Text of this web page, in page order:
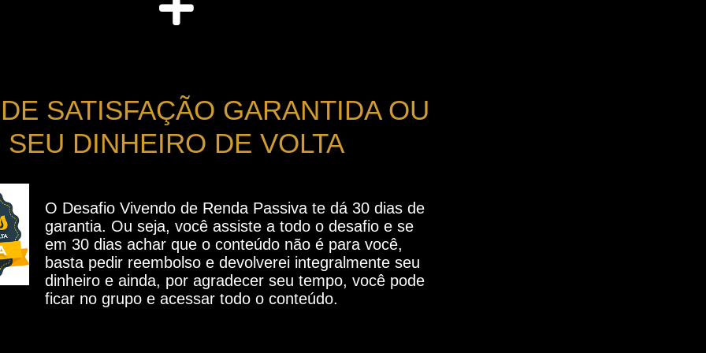
SATISFAÇÃO GARANTIDA OU
SEU DINHEIRO DE VOLTA
O Desafio Vivendo de Renda Passiva te dá 30 dias de
garantia. Ou seja, você assiste a todo o desafio e se
em 30 dias achar que o conteúdo não é para você,
basta pedir reembolso e devolverei integralmente seu
dinheiro e ainda, por agradecer seu tempo, você pode
ficar no grupo e acessar todo o conteúdo.